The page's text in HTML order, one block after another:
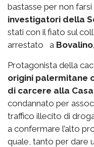
bastasse per non
investigatori della
stati con il fiato sul
arrestato a
Protagonista della
origini palermitane
di carcere alla
condannato per
traffico illecito di
a confermare l’alto
quale, tanto per dare